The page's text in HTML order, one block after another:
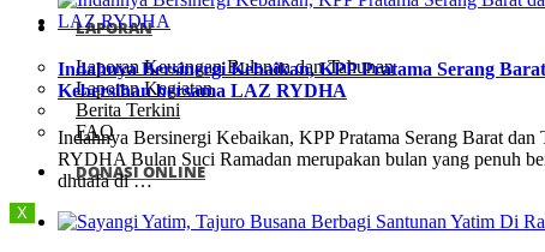
LAPORAN
Laporan Keuangan Bulanan dan Tahunan
Laporan Kegiatan
Berita Terkini
FAQ
DONASI ONLINE
X
Indahnya Bersinergi Kebaikan, KPP Pratama Serang
Kebersihan bersama LAZ RYDHA
Indahnya Bersinergi Kebaikan, KPP Pratama Serang Barat
RYDHA Bulan Suci Ramadan merupakan bulan yang penuh
dhuafa di …